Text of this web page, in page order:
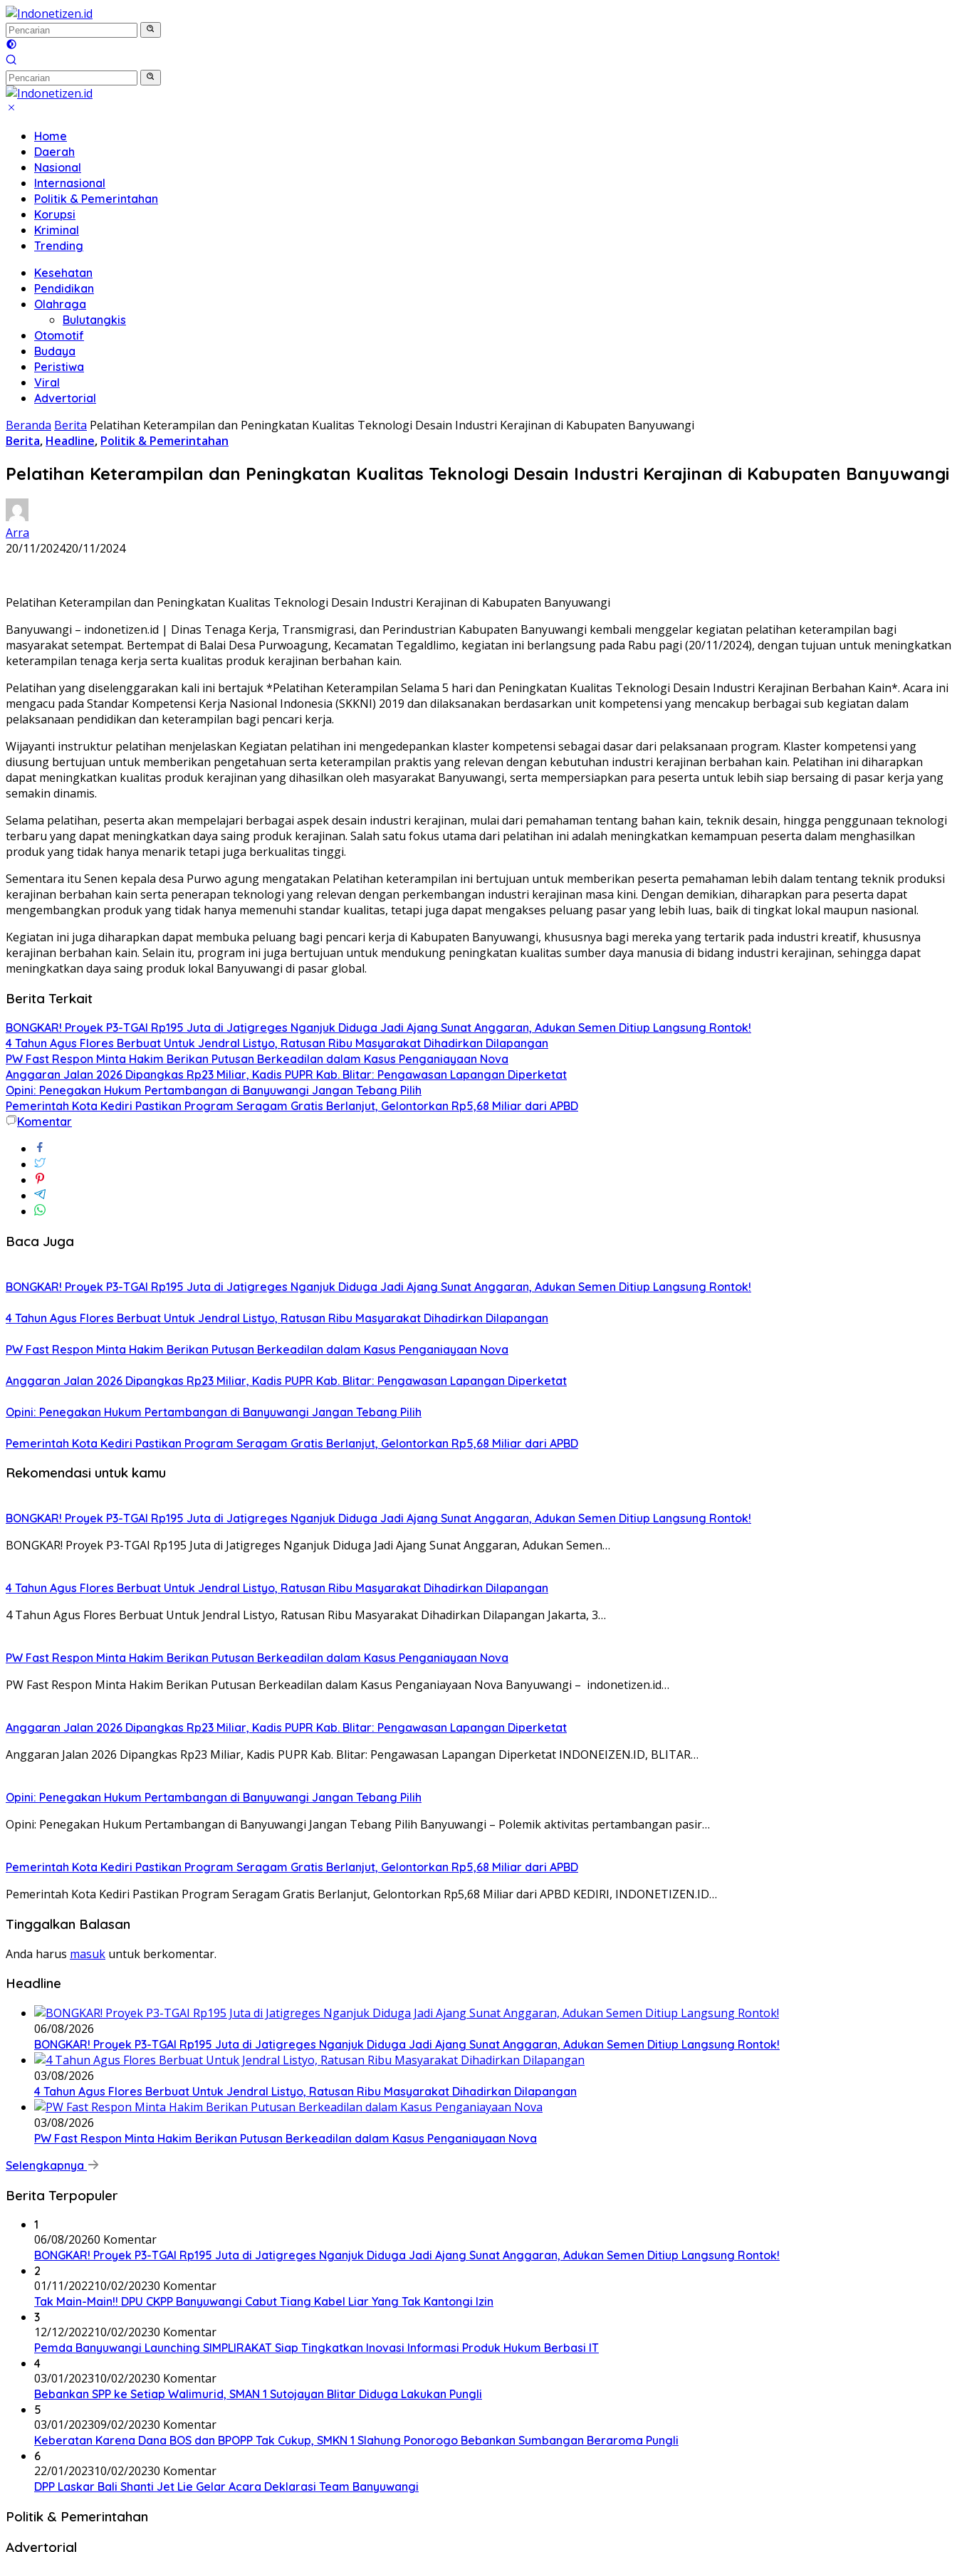
Langsung
ke
konten
Home
Daerah
Nasional
Internasional
Politik & Pemerintahan
Korupsi
Kriminal
Trending
Kesehatan
Pendidikan
Olahraga
Bulutangkis
Otomotif
Budaya
Peristiwa
Viral
Advertorial
Beranda Berita Pelatihan Keterampilan dan Peningkatan Kualitas Teknologi Desain Industri Kerajinan di Kabupaten Banyuwangi
Berita, Headline, Politik & Pemerintahan
Pelatihan Keterampilan dan Peningkatan Kualitas Teknologi Desain Industri Kerajinan di Kabupaten Banyuwangi
Arra
20/11/202420/11/2024
Pelatihan Keterampilan dan Peningkatan Kualitas Teknologi Desain Industri Kerajinan di Kabupaten Banyuwangi
Banyuwangi – indonetizen.id | Dinas Tenaga Kerja, Transmigrasi, dan Perindustrian Kabupaten Banyuwangi kembali menggelar kegiatan pelatihan keterampilan bagi
masyarakat setempat. Bertempat di Balai Desa Purwoagung, Kecamatan Tegaldlimo, kegiatan ini berlangsung pada Rabu pagi (20/11/2024), dengan tujuan untuk meningkatkan
keterampilan tenaga kerja serta kualitas produk kerajinan berbahan kain.
Pelatihan yang diselenggarakan kali ini bertajuk *Pelatihan Keterampilan Selama 5 hari dan Peningkatan Kualitas Teknologi Desain Industri Kerajinan Berbahan Kain*. Acara ini
mengacu pada Standar Kompetensi Kerja Nasional Indonesia (SKKNI) 2019 dan dilaksanakan berdasarkan unit kompetensi yang mencakup berbagai sub kegiatan dalam
pelaksanaan pendidikan dan keterampilan bagi pencari kerja.
Wijayanti instruktur pelatihan menjelaskan Kegiatan pelatihan ini mengedepankan klaster kompetensi sebagai dasar dari pelaksanaan program. Klaster kompetensi yang
diusung bertujuan untuk memberikan pengetahuan serta keterampilan praktis yang relevan dengan kebutuhan industri kerajinan berbahan kain. Pelatihan ini diharapkan
dapat meningkatkan kualitas produk kerajinan yang dihasilkan oleh masyarakat Banyuwangi, serta mempersiapkan para peserta untuk lebih siap bersaing di pasar kerja yang
semakin dinamis.
Selama pelatihan, peserta akan mempelajari berbagai aspek desain industri kerajinan, mulai dari pemahaman tentang bahan kain, teknik desain, hingga penggunaan teknologi
terbaru yang dapat meningkatkan daya saing produk kerajinan. Salah satu fokus utama dari pelatihan ini adalah meningkatkan kemampuan peserta dalam menghasilkan
produk yang tidak hanya menarik tetapi juga berkualitas tinggi.
Sementara itu Senen kepala desa Purwo agung mengatakan Pelatihan keterampilan ini bertujuan untuk memberikan peserta pemahaman lebih dalam tentang teknik produksi
kerajinan berbahan kain serta penerapan teknologi yang relevan dengan perkembangan industri kerajinan masa kini. Dengan demikian, diharapkan para peserta dapat
mengembangkan produk yang tidak hanya memenuhi standar kualitas, tetapi juga dapat mengakses peluang pasar yang lebih luas, baik di tingkat lokal maupun nasional.
Kegiatan ini juga diharapkan dapat membuka peluang bagi pencari kerja di Kabupaten Banyuwangi, khususnya bagi mereka yang tertarik pada industri kreatif, khususnya
kerajinan berbahan kain. Selain itu, program ini juga bertujuan untuk mendukung peningkatan kualitas sumber daya manusia di bidang industri kerajinan, sehingga dapat
meningkatkan daya saing produk lokal Banyuwangi di pasar global.
Berita Terkait
BONGKAR! Proyek P3-TGAI Rp195 Juta di Jatigreges Nganjuk Diduga Jadi Ajang Sunat Anggaran, Adukan Semen Ditiup Langsung Rontok!
4 Tahun Agus Flores Berbuat Untuk Jendral Listyo, Ratusan Ribu Masyarakat Dihadirkan Dilapangan
PW Fast Respon Minta Hakim Berikan Putusan Berkeadilan dalam Kasus Penganiayaan Nova
Anggaran Jalan 2026 Dipangkas Rp23 Miliar, Kadis PUPR Kab. Blitar: Pengawasan Lapangan Diperketat
Opini: Penegakan Hukum Pertambangan di Banyuwangi Jangan Tebang Pilih
Pemerintah Kota Kediri Pastikan Program Seragam Gratis Berlanjut, Gelontorkan Rp5,68 Miliar dari APBD
Komentar
Baca Juga
BONGKAR! Proyek P3-TGAI Rp195 Juta di Jatigreges Nganjuk Diduga Jadi Ajang Sunat Anggaran, Adukan Semen Ditiup Langsung Rontok!
4 Tahun Agus Flores Berbuat Untuk Jendral Listyo, Ratusan Ribu Masyarakat Dihadirkan Dilapangan
PW Fast Respon Minta Hakim Berikan Putusan Berkeadilan dalam Kasus Penganiayaan Nova
Anggaran Jalan 2026 Dipangkas Rp23 Miliar, Kadis PUPR Kab. Blitar: Pengawasan Lapangan Diperketat
Opini: Penegakan Hukum Pertambangan di Banyuwangi Jangan Tebang Pilih
Pemerintah Kota Kediri Pastikan Program Seragam Gratis Berlanjut, Gelontorkan Rp5,68 Miliar dari APBD
Rekomendasi untuk kamu
BONGKAR! Proyek P3-TGAI Rp195 Juta di Jatigreges Nganjuk Diduga Jadi Ajang Sunat Anggaran, Adukan Semen Ditiup Langsung Rontok!
BONGKAR! Proyek P3-TGAI Rp195 Juta di Jatigreges Nganjuk Diduga Jadi Ajang Sunat Anggaran, Adukan Semen…
4 Tahun Agus Flores Berbuat Untuk Jendral Listyo, Ratusan Ribu Masyarakat Dihadirkan Dilapangan
4 Tahun Agus Flores Berbuat Untuk Jendral Listyo, Ratusan Ribu Masyarakat Dihadirkan Dilapangan Jakarta, 3…
PW Fast Respon Minta Hakim Berikan Putusan Berkeadilan dalam Kasus Penganiayaan Nova
PW Fast Respon Minta Hakim Berikan Putusan Berkeadilan dalam Kasus Penganiayaan Nova Banyuwangi – indonetizen.id…
Anggaran Jalan 2026 Dipangkas Rp23 Miliar, Kadis PUPR Kab. Blitar: Pengawasan Lapangan Diperketat
Anggaran Jalan 2026 Dipangkas Rp23 Miliar, Kadis PUPR Kab. Blitar: Pengawasan Lapangan Diperketat INDONEIZEN.ID, BLITAR…
Opini: Penegakan Hukum Pertambangan di Banyuwangi Jangan Tebang Pilih
Opini: Penegakan Hukum Pertambangan di Banyuwangi Jangan Tebang Pilih Banyuwangi – Polemik aktivitas pertambangan pasir…
Pemerintah Kota Kediri Pastikan Program Seragam Gratis Berlanjut, Gelontorkan Rp5,68 Miliar dari APBD
Pemerintah Kota Kediri Pastikan Program Seragam Gratis Berlanjut, Gelontorkan Rp5,68 Miliar dari APBD KEDIRI, INDONETIZEN.ID…
Tinggalkan Balasan
Anda harus masuk untuk berkomentar.
Headline
06/08/2026
BONGKAR! Proyek P3-TGAI Rp195 Juta di Jatigreges Nganjuk Diduga Jadi Ajang Sunat Anggaran, Adukan Semen Ditiup Langsung Rontok!
03/08/2026
4 Tahun Agus Flores Berbuat Untuk Jendral Listyo, Ratusan Ribu Masyarakat Dihadirkan Dilapangan
03/08/2026
PW Fast Respon Minta Hakim Berikan Putusan Berkeadilan dalam Kasus Penganiayaan Nova
Selengkapnya
Berita Terpopuler
1
06/08/20260 Komentar
BONGKAR! Proyek P3-TGAI Rp195 Juta di Jatigreges Nganjuk Diduga Jadi Ajang Sunat Anggaran, Adukan Semen Ditiup Langsung Rontok!
2
01/11/202210/02/20230 Komentar
Tak Main-Main!! DPU CKPP Banyuwangi Cabut Tiang Kabel Liar Yang Tak Kantongi Izin
3
12/12/202210/02/20230 Komentar
Pemda Banyuwangi Launching SIMPLIRAKAT Siap Tingkatkan Inovasi Informasi Produk Hukum Berbasi IT
4
03/01/202310/02/20230 Komentar
Bebankan SPP ke Setiap Walimurid, SMAN 1 Sutojayan Blitar Diduga Lakukan Pungli
5
03/01/202309/02/20230 Komentar
Keberatan Karena Dana BOS dan BPOPP Tak Cukup, SMKN 1 Slahung Ponorogo Bebankan Sumbangan Beraroma Pungli
6
22/01/202310/02/20230 Komentar
DPP Laskar Bali Shanti Jet Lie Gelar Acara Deklarasi Team Banyuwangi
Politik & Pemerintahan
Advertorial